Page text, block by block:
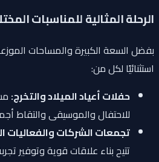
الرحلة المثالية للمناسبات
بفضل السعة الكبيرة والمساحات الموزعة
استثنائيًا لكل من:
حفلات أعياد الميلاد والتخرج:
للاحتفال والموسيقى والتقاط
تجمعات الشركات والفعاليات
تتيح بناء علاقات قوية وتوفير